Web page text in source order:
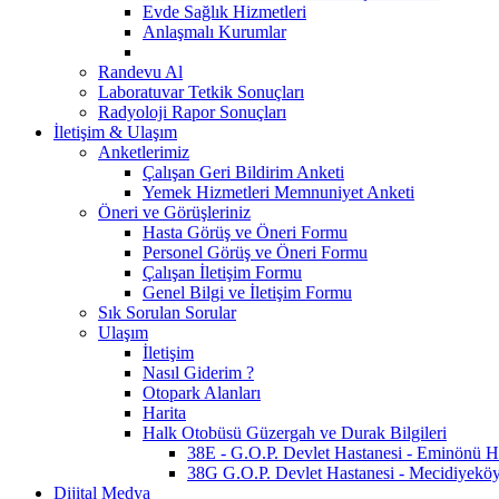
Evde Sağlık Hizmetleri
Anlaşmalı Kurumlar
Randevu Al
Laboratuvar Tetkik Sonuçları
Radyoloji Rapor Sonuçları
İletişim & Ulaşım
Anketlerimiz
Çalışan Geri Bildirim Anketi
Yemek Hizmetleri Memnuniyet Anketi
Öneri ve Görüşleriniz
Hasta Görüş ve Öneri Formu
Personel Görüş ve Öneri Formu
Çalışan İletişim Formu
Genel Bilgi ve İletişim Formu
Sık Sorulan Sorular
Ulaşım
İletişim
Nasıl Giderim ?
Otopark Alanları
Harita
Halk Otobüsü Güzergah ve Durak Bilgileri
38E - G.O.P. Devlet Hastanesi - Eminönü
38G G.O.P. Devlet Hastanesi -
Dijital Medya